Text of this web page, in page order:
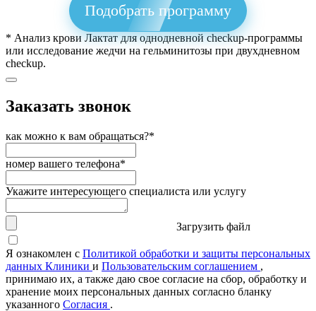
Подобрать программу
* Анализ крови Лактат для однодневной checkup-программы
или исследование жедчи на гельминитозы при двухдневном
checkup.
Заказать звонок
как можно к вам обращаться?*
номер вашего телефона*
Укажите интересующего специалиста или услугу
Загрузить файл
Я ознакомлен с Политикой обработки и защиты персональных
данных Клиники и Пользовательским соглашением ,
принимаю их, а также даю свое согласие на сбор, обработку и
хранение моих персональных данных согласно бланку
указанного Согласия .